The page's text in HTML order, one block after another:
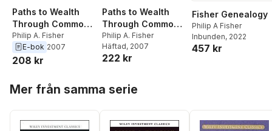
Paths to Wealth
Through Common
Stocks
Philip A. Fisher
E-bok 2007
208 kr
Paths to Wealth
Through Common
Stocks
Philip A. Fisher
Häftad, 2007
222 kr
Fisher Genealogy
Philip A Fisher
Inbunden, 2022
457 kr
Mer från samma serie